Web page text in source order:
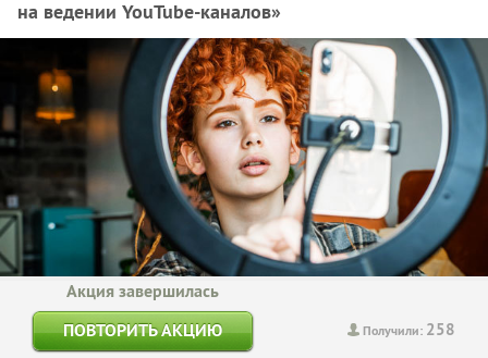
на ведении YouTube-каналов»
Получили: 258
Акция завершилась
ПОВТОРИТЬ АКЦИЮ